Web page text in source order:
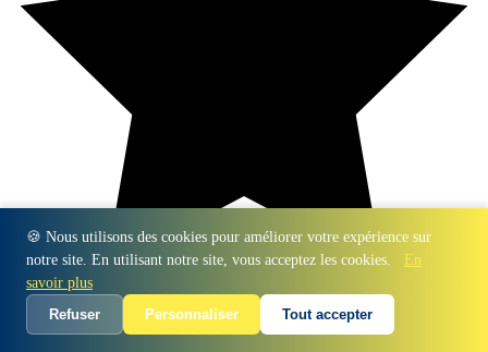
🍪 Nous utilisons des cookies pour améliorer votre expérience sur
notre site. En utilisant notre site, vous acceptez les cookies.
En
savoir plus
Refuser
Personnaliser Tout accepter
(11 avis)